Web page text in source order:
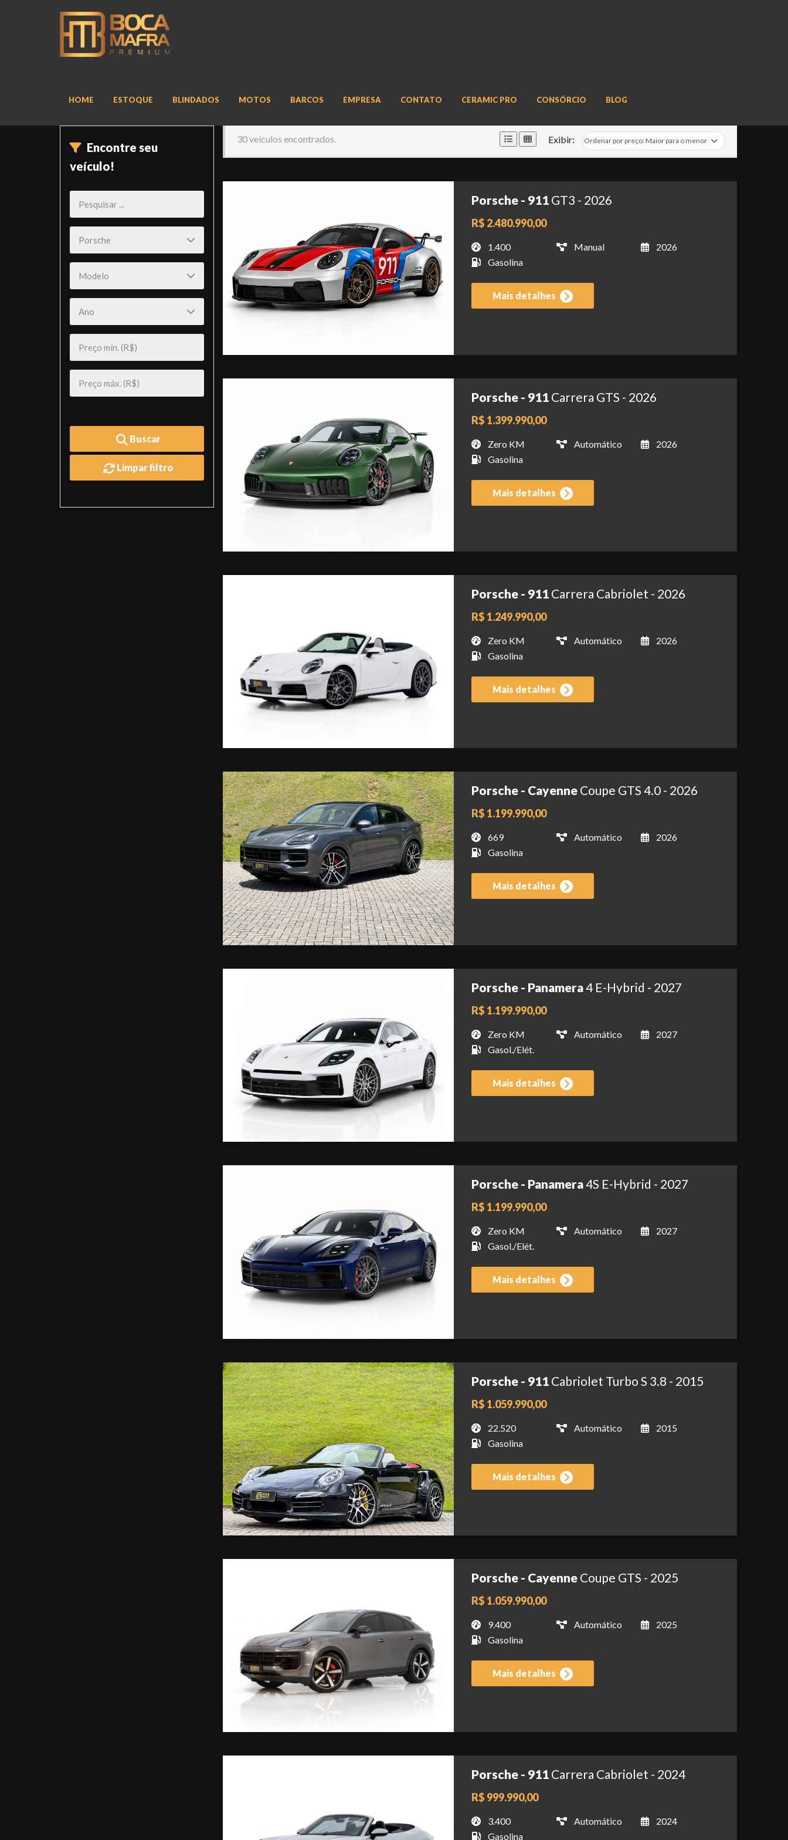
HOME ESTOQUE BLINDADOS MOTOS BARCOS EMPRESA CONTATO CERAMIC PRO CONSÓRCIO BLOG
30 veículos encontrados. Exibir:
Porsche - 911 GT3 - 2026
R$ 2.480.990,00
1.400 Manual
2026
Gasolina
Mais detalhes
Porsche - 911 Carrera GTS - 2026
R$ 1.399.990,00
Zero KM Automático
2026
Gasolina
Mais detalhes
Porsche - 911 Carrera Cabriolet - 2026
R$ 1.249.990,00
Zero KM Automático
2026
Gasolina
Mais detalhes
Porsche - Cayenne Coupe GTS 4.0 - 2026
R$ 1.199.990,00
669 Automático
2026
Gasolina
Mais detalhes
Porsche - Panamera4 E-Hybrid - 2027
R$ 1.199.990,00
Zero KM Automático
2027
Gasol./Elét.
Mais detalhes
Porsche - Panamera4S E-Hybrid - 2027
R$ 1.199.990,00
Zero KM Automático
2027
Gasol./Elét.
Mais detalhes
Porsche - 911 Cabriolet Turbo S 3.8 - 2015
R$ 1.059.990,00
22.520 Automático
2015
Gasolina
Mais detalhes
Porsche - Cayenne Coupe GTS - 2025
R$ 1.059.990,00
9.400 Automático
2025
Gasolina
Mais detalhes
Porsche - 911 Carrera Cabriolet - 2024
R$ 999.990,00
3.400 Automático
2024
Gasolina
Encontre seu
veículo!
Buscar
Limpar filtro